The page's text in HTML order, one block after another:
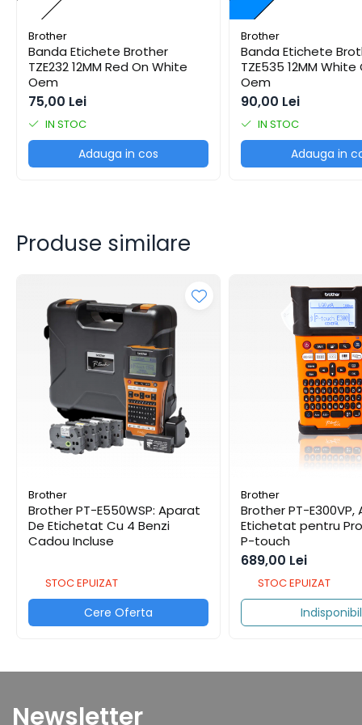
Tipizate
Instrumente de scris
Pixuri
Stilouri
Rollere
Creioane Grafice
Markere / Textmarkere
Rezerve Pixuri / Cerneală
Linere
Bibliorafturi
Dosare
Folii Protecție
Cutii Arhivare
Clipboard-uri
Accesorii pentru Arhivare
Caiete Mecanice
Elastice bani
Ecusoane
Intercalatoare
Sfoară
Mape
Rechizite Școlare
Penare
Accesorii pentru Pictură
Brother
Banda Etichete Brother
TZE232 12MM Red On White
Oem
75,00 Lei
IN STOC
Adauga in cos
Brother
Banda Etichete
TZE535 12MM White
Oem
90,00 Lei
IN STOC
Adauga in
Produse similare
Brother
Brother PT-E550WSP: Aparat
De Etichetat Cu 4 Benzi
Cadou Incluse
STOC EPUIZAT
Cere Oferta
Brother
Brother PT-E300VP, Aparat de
Etichetat pentru
P-touch
689,00 Lei
STOC EPUIZAT
Indisponibil
Newsletter